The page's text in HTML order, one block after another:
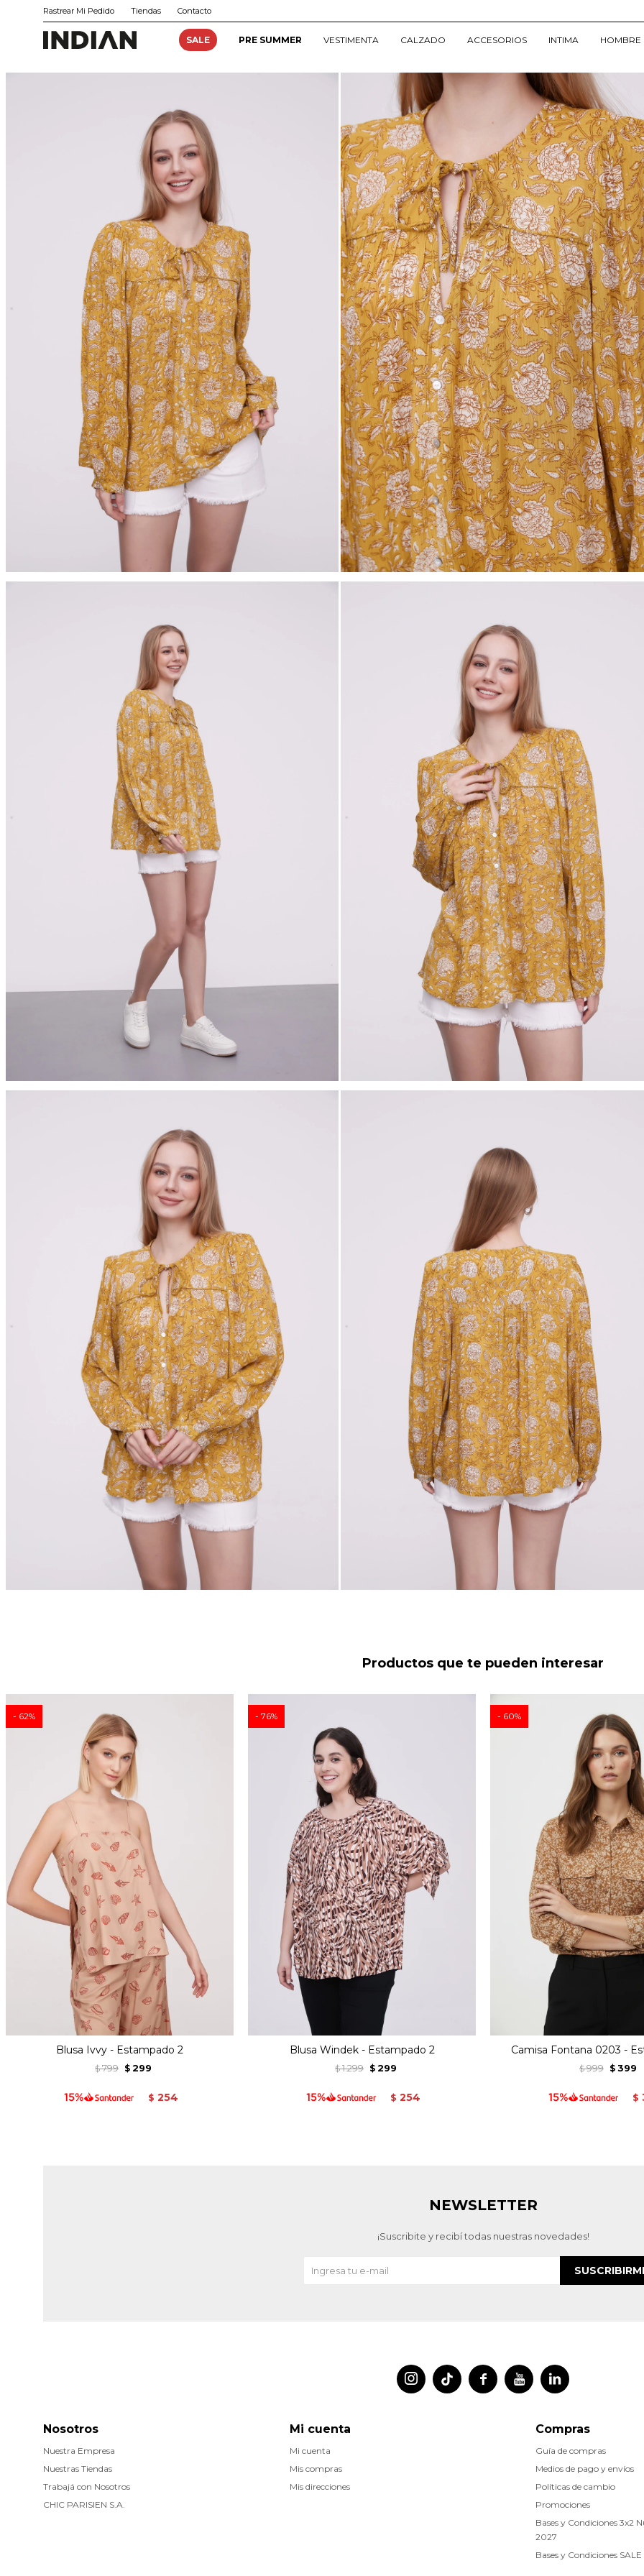
SALE PRE SUMMER VESTIMENTA CALZADO ACCESORIOS INTIMA HOMBRE
Rastrear Mi Pedido Tiendas Contacto
Productos que te pueden interesar
62
Blusa Ivvy - Estampado 2
$ 799 $ 299
$ 254
76
Blusa Windek - Estampado 2
$ 1.299 $ 299
$ 254
60
Camisa Fontana 0203 -
$ 999 $ 399
$
 
 
Nosotros
Nuestra Empresa
Nuestras Tiendas
Trabajá con Nosotros
CHIC PARISIEN S.A.
Compras
Guía de compras
Medios de pago y envíos
Políticas de cambio
Promociones
Bases y Condiciones 3x2
2027
Bases y Condiciones SALE
Mi cuenta
Mi cuenta
Mis compras
Mis direcciones
NEWSLETTER
¡Suscribite y recibí todas nuestras novedades!